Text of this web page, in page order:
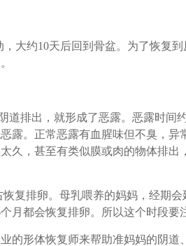
大约10天后回到骨盆。为了恢复到
排出，就形成了恶露。恶露时间约
露。正常恶露有血腥味但不臭，异
久，甚至有类似膜或肉的物体排出
复排卵。母乳喂养的妈妈，经期会
月都会恢复排卵。所以这个时段要
形体恢复师来帮助准妈妈的阴道